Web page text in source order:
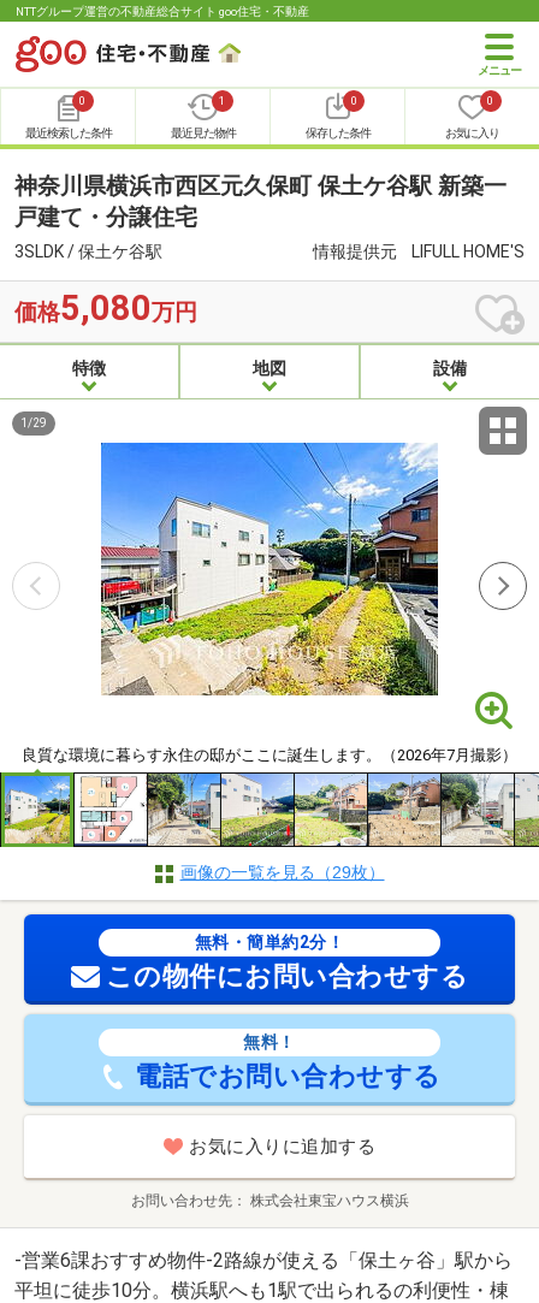
NTTグループ運営の不動産総合サイト goo住宅・不動産
0
最近検索した条件
1
最近見た物件
0
保存した条件
0
お気に入り
神奈川県横浜市西区元久保町 保土ケ谷駅 新築一
戸建て・分譲住宅
3SLDK / 保土ケ谷駅 情報提供元 LIFULL HOME'S
価格5,080万円
特徴 地図 設備
良質な環境に暮らす永住の邸がここに誕生します。（2026年7月撮影）
1 /29
画像の一覧を見る（29枚）
無料・簡単約2分！
この物件にお問い合わせする
無料！
電話でお問い合わせする
お気に入りに追加する
お問い合わせ先 株式会社東宝ハウス横浜
-営業6課おすすめ物件-2路線が使える「保土ヶ谷」駅から
平坦に徒歩10分。横浜駅へも1駅で出られるの利便性・棟